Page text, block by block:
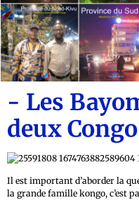
- Les
deux
Il est important d’aborder la
la grande famille kongo, c’est